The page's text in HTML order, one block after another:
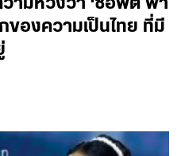
วามหวังว่า ‘ซอฟต์ พา
ของความเป็นไทย ที่มี